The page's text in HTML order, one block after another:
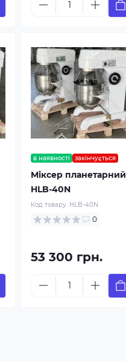
в наявності закінчується
Міксер планетарний
HLB-40N
Код товару: HLB-40N
0
53 300 грн.